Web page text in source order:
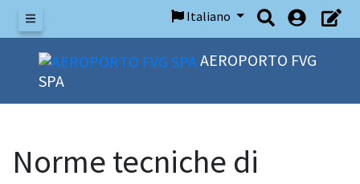
Menu
Italiano
AEROPORTO FVG
SPA
Norme tecniche di